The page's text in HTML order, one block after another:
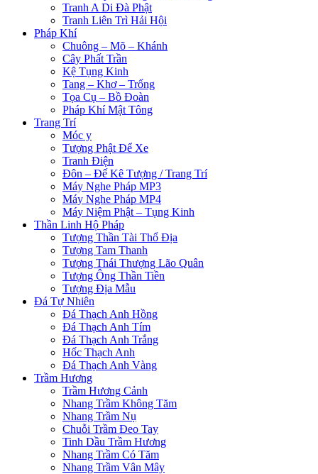
Tranh A Di Đà Phật
Tranh Liên Trì Hải Hội
Pháp Khí
Chuông – Mõ – Khánh
Cây Phất Trần
Kệ Tụng Kinh
Tang – Khơ – Trống
Tọa Cụ – Bồ Đoàn
Pháp Khí Mật Tông
Trang Trí
Móc y
Tượng Phật Để Xe
Tranh Điện
Đôn – Đế Kê Tượng / Trang Trí
Máy Nghe Pháp MP3
Máy Nghe Pháp MP4
Máy Niệm Phật – Tụng Kinh
Thần Linh Hộ Pháp
Tượng Thần Tài Thổ Địa
Tượng Tam Thanh
Tượng Thái Thượng Lão Quân
Tượng Ông Thần Tiền
Tượng Địa Mẫu
Đá Tự Nhiên
Đá Thạch Anh Hồng
Đá Thạch Anh Tím
Đá Thạch Anh Trắng
Hốc Thạch Anh
Đá Thạch Anh Vàng
Trầm Hương
Trầm Hương Cảnh
Nhang Trầm Không Tăm
Nhang Trầm Nụ
Chuỗi Trầm Đeo Tay
Tinh Dầu Trầm Hương
Nhang Trầm Có Tăm
Nhang Trầm Vân Mây